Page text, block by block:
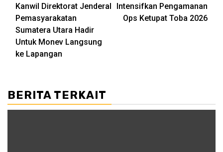
Kanwil Direktorat Jenderal
Pemasyarakatan
Sumatera Utara Hadir
Untuk Monev Langsung
ke Lapangan
Intensifkan Pengamanan
Ops Ketupat Toba 2026
BERITA TERKAIT